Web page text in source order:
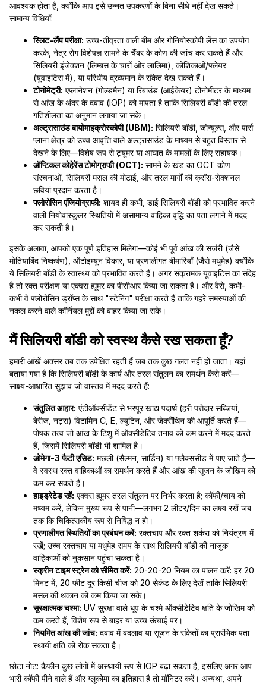
आवश्यक होता है, क्योंकि आप इसे उन्नत उपकरणों के बिना सीधे नहीं देख सकते।
सामान्य विधियाँ:
स्लिट-लैंप परीक्षा: उच्च-तीव्रता वाली बीम और गोनियोस्कोपी लेंस का उपयोग
करके, नेत्र रोग विशेषज्ञ सामने के चैंबर के कोण की जांच कर सकते हैं और
सिलियरी इंजेक्शन (लिम्बस के चारों ओर लालिमा), कोशिकाओं/फ्लेयर
(यूवाइटिस में), या परिधीय द्रव्यमान के संकेत देख सकते हैं।
टोनोमेट्री: एप्लानेशन (गोल्डमैन) या रिबाउंड (आईकेयर) टोनोमीटर के माध्यम
से आंख के अंदर के दबाव (IOP) को मापता है ताकि सिलियरी बॉडी की तरल
गतिशीलता का अनुमान लगाया जा सके।
अल्ट्रासाउंड बायोमाइक्रोस्कोपी (UBM): सिलियरी बॉडी, जोन्यूल्स, और पार्स
प्लाना क्षेत्र को उच्च आवृत्ति वाले अल्ट्रासाउंड के माध्यम से बहुत विस्तार से
देखने के लिए—विशेष रूप से ट्यूमर या आघात के मामलों के लिए सहायक।
ऑप्टिकल कोहेरेंस टोमोग्राफी (OCT): सामने के खंड का OCT कोण
संरचनाओं, सिलियरी मसल की मोटाई, और तरल मार्गों की क्रॉस-सेक्शनल
छवियां प्रदान करता है।
फ्लोरोसिन एंजियोग्राफी: शायद ही कभी, डाई सिलियरी बॉडी को प्रभावित करने
वाली नियोवास्कुलर स्थितियों में असामान्य वाहिका वृद्धि का पता लगाने में मदद
कर सकती है।
इसके अलावा, आपको एक पूर्ण इतिहास मिलेगा—कोई भी पूर्व आंख की सर्जरी (जैसे
मोतियाबिंद निष्कर्षण), ऑटोइम्यून विकार, या प्रणालीगत बीमारियाँ (जैसे मधुमेह) क्योंकि
ये सिलियरी बॉडी के स्वास्थ्य को प्रभावित करते हैं। अगर संक्रामक यूवाइटिस का संदेह
है तो रक्त परीक्षण या एक्वस ह्यूमर का पीसीआर किया जा सकता है। और वैसे, कभी-
कभी वे फ्लोरोसिन ड्रॉप्स के साथ "स्टेनिंग" परीक्षा करते हैं ताकि गहरे समस्याओं की
नकल करने वाले कॉर्नियल मुद्दों को बाहर किया जा सके।
मैं सिलियरी बॉडी को स्वस्थ कैसे रख सकता हूँ?
हमारी आंखें अक्सर तब तक उपेक्षित रहती हैं जब तक कुछ गलत नहीं हो जाता। यहां
बताया गया है कि सिलियरी बॉडी के कार्य और तरल संतुलन का समर्थन कैसे करें—
साक्ष्य-आधारित सुझाव जो वास्तव में मदद करते हैं:
संतुलित आहार: एंटीऑक्सीडेंट से भरपूर खाद्य पदार्थ (हरी पत्तेदार सब्जियां,
बेरीज, नट्स) विटामिन C, E, ल्यूटिन, और ज़ेक्सैंथिन की आपूर्ति करते हैं—
पोषक तत्व जो आंख के टिशू में ऑक्सीडेटिव तनाव को कम करने में मदद करते
हैं, जिसमें सिलियरी बॉडी भी शामिल है।
ओमेगा-3 फैटी एसिड: मछली (सैल्मन, सार्डिन) या फ्लैक्ससीड में पाए जाते हैं—
वे स्वस्थ रक्त वाहिकाओं का समर्थन करते हैं और आंख की सूजन के जोखिम को
कम कर सकते हैं।
हाइड्रेटेड रहें: एक्वस ह्यूमर तरल संतुलन पर निर्भर करता है; कॉफी/चाय को
मध्यम करें, लेकिन मुख्य रूप से पानी—लगभग 2 लीटर/दिन का लक्ष्य रखें जब
तक कि चिकित्सकीय रूप से निषिद्ध न हो।
प्रणालीगत स्थितियों का प्रबंधन करें: रक्तचाप और रक्त शर्करा को नियंत्रण में
रखें; उच्च रक्तचाप या मधुमेह समय के साथ सिलियरी बॉडी की नाजुक
वाहिकाओं को नुकसान पहुंचा सकता है।
स्क्रीन टाइम स्ट्रेन को सीमित करें: 20-20-20 नियम का पालन करें: हर 20
मिनट में, 20 फीट दूर किसी चीज को 20 सेकंड के लिए देखें ताकि सिलियरी
मसल की थकान को कम किया जा सके।
सुरक्षात्मक चश्मा: UV सुरक्षा वाले धूप के चश्मे ऑक्सीडेटिव क्षति के जोखिम को
कम करते हैं, विशेष रूप से बाहर या उच्च ऊंचाई पर।
नियमित आंख की जांच: दबाव में बदलाव या सूजन के संकेतों का प्रारंभिक पता
स्थायी क्षति को रोक सकता है।
छोटा नोट: कैफीन कुछ लोगों में अस्थायी रूप से IOP बढ़ा सकता है, इसलिए अगर आप
भारी कॉफी पीने वाले हैं और ग्लूकोमा का इतिहास है तो मॉनिटर करें। अन्यथा, अपने